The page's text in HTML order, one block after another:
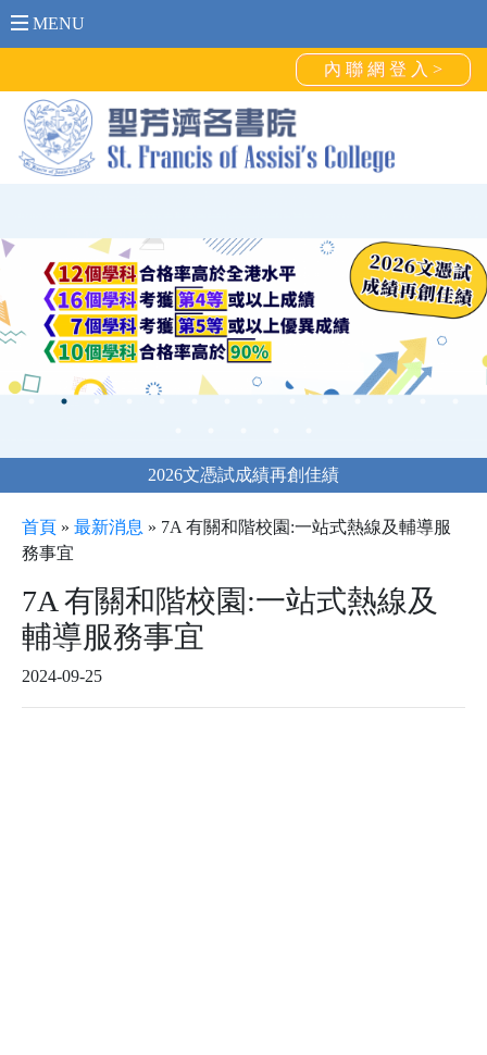
MENU
內 聯 網 登 入 >
2026文憑試成績再創佳績
首頁 » 最新消息 » 7A 有關和階校園:一站式熱線及輔導服
務事宜
7A 有關和階校園:一站式熱線及
輔導服務事宜
2024-09-25